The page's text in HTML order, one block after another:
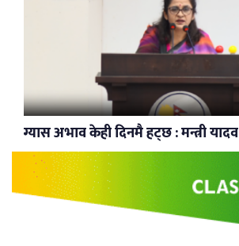
ग्यास अभाव केही दिनमै हट्छ : मन्त्री यादव